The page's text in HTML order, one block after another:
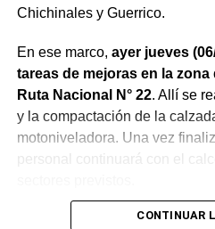
Chichinales y Guerrico.
En ese marco, ayer jueves
tareas de mejoras en la
Ruta Nacional N° 22. Allí se
y la compactación de la
motoniveladora. Una vez
personal continuará con el
CONTINUAR